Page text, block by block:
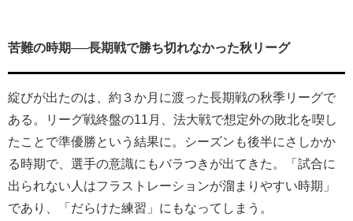
苦難の時期──長期戦で勝ち切れなかった秋リーグ
綻びが出たのは、約３か月に渡った長期戦の秋季リーグで
ある。リーグ戦終盤の11月、法大戦で想定外の敗北を喫し
たことで準優勝という結果に。シーズンも後半にさしかか
る時期で、選手の意識にもバラつきが出てきた。「試合に
出られない人はフラストレーションが溜まりやすい時期」
であり、「だらけた練習」にもなってしまう。